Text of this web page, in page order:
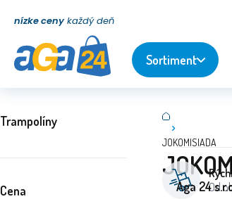
nízke ceny každý deň
Sortiment
Trampolíny
Cena
JOKOMISIADA
Od
Aga 24